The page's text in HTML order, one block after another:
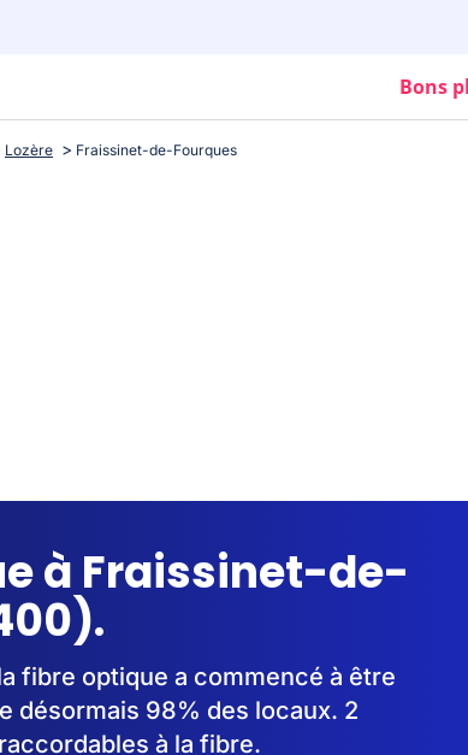
Bons
Lozère Fraissinet-de-Fourques
à Fraissinet-de-
fibre optique a commencé à être
désormais 98% des locaux. 2
à la fibre.